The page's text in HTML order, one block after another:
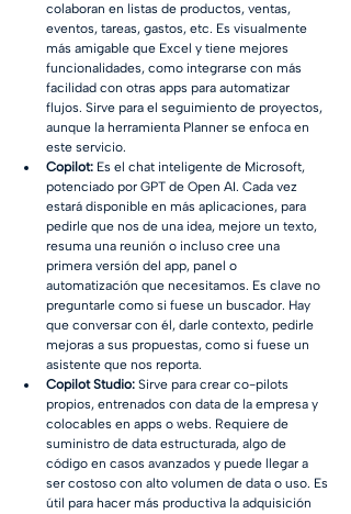
colaboran en listas de productos, ventas,
eventos, tareas, gastos, etc. Es visualmente
más amigable que Excel y tiene mejores
funcionalidades, como integrarse con más
facilidad con otras apps para automatizar
flujos. Sirve para el seguimiento de proyectos,
aunque la herramienta Planner se enfoca en
este servicio.
Copilot: Es el chat inteligente de Microsoft,
potenciado por GPT de Open AI. Cada vez
estará disponible en más aplicaciones, para
pedirle que nos de una idea, mejore un texto,
resuma una reunión o incluso cree una
primera versión del app, panel o
automatización que necesitamos. Es clave no
preguntarle como si fuese un buscador. Hay
que conversar con él, darle contexto, pedirle
mejoras a sus propuestas, como si fuese un
asistente que nos reporta.
Copilot Studio: Sirve para crear co-pilots
propios, entrenados con data de la empresa y
colocables en apps o webs. Requiere de
suministro de data estructurada, algo de
código en casos avanzados y puede llegar a
ser costoso con alto volumen de data o uso. Es
útil para hacer más productiva la adquisición